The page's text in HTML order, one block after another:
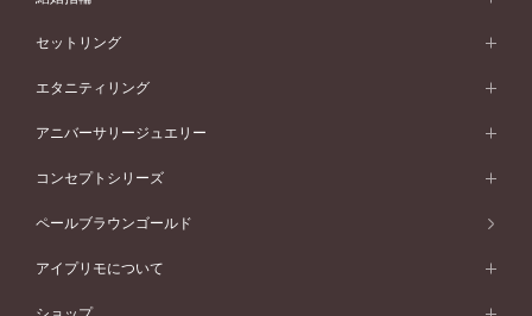
婚約指輪一覧
ピンクゴールド
ペールブラウンゴールド
ウェーブライン
V字ライン
ワンサイドメレ
ダブルサイドメレ
フェミニン
モード
50万円台～
結婚指輪 (マリッジリング)
結婚指輪一覧
ピンクゴールド
ペールブラウンゴールド
ウェーブライン
V字ライン
ワンメレ
セベラルメレ
セットリング
セットリング
セットリング一覧
ピンクゴールド
ペールブラウンゴールド
エタニティリング
エタニティリング
エタニティリング一覧
アニバーサリージュエリー
アニバーサリージュエリー
アニバーサリージュエリー一覧
コンセプトシリーズ
コンセプトシリーズ
オリジンビリーフ
ペールブラウンゴールド
アイプリモについて
アイプリモについて